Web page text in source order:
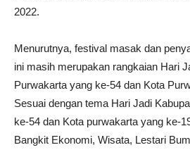
2022.
Menurutnya, festival masak dan
ini masih merupakan rangkaian Hari
Purwakarta yang ke-54 dan Kota
Sesuai dengan tema Hari Jadi
ke-54 dan Kota purwakarta yang ke-
Bangkit Ekonomi, Wisata, Lestari